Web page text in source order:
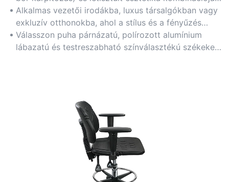
növeli a munkaterület eleganciáját, miközben
biztosítja a kényelmes viseletet.
Alkalmas vezetői irodákba, luxus társalgókban vagy
exkluzív otthonokba, ahol a stílus és a fényűzés
ugyanolyan fontos, mint a funkcionalitás.
Válasszon puha párnázatú, polírozott alumínium
lábazatú és testreszabható színválasztékú székeket,